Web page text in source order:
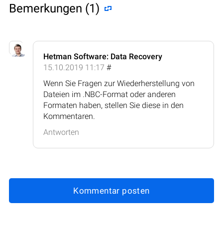
Bemerkungen (1)
Hetman Software: Data Recovery
15.10.2019 11:17 #
Wenn Sie Fragen zur Wiederherstellung von
Dateien im .NBC-Format oder anderen
Formaten haben, stellen Sie diese in den
Kommentaren.
Antworten
Kommentar posten